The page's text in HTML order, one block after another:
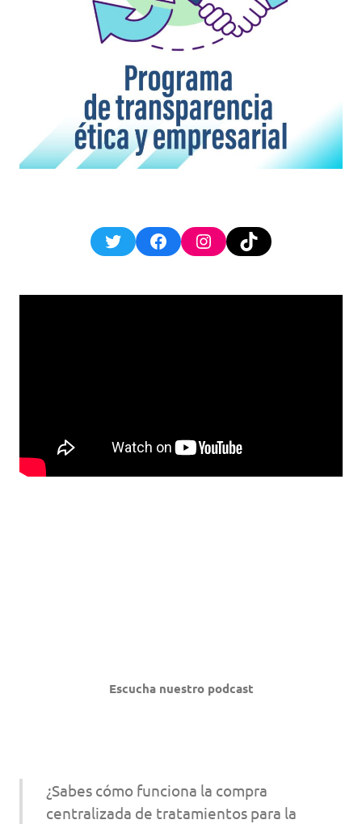
TwitterFacebookInstagram
TikTok
Escucha nuestro podcast
¿Sabes cómo funciona la compra
centralizada de tratamientos para la